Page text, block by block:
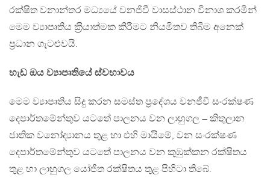
රක්ෂිත වනාන්තර මධ්‍යයේ වනජීවී වාසස්ථාන විනාශ කරමින්
මෙම ව්‍යාපෘතිය ක‍්‍රියාත්මක කිරීමට නියමිතව තිබීම අනෙක්
ප‍්‍රධාන ගැටළුවයි.
හැඩ ඔය ව්‍යාපෘතියේ ස්වභාවය
මෙම ව්‍යාපෘතිය සිදු කරන සමස්ත ප‍්‍රදේශය වනජීවී සංරක්ෂණ
දෙපාර්තමේන්තුව යටතේ පාලනය වන ලාහුගල – කිතුලාන
ජාතික වනෝද්‍යානය තුළ හා එහි මායිමේ, වන සංරක්ෂණ
දෙපාර්තමේන්තුව යටතේ පාලනය වන කුඹුක්කන රක්ෂිතය
තුළ හා ලාහුගල යෝජිත රක්ෂිතය තුළ පිහිටා තිබේ.